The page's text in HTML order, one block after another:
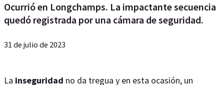
Ocurrió en Longchamps. La impactante secuencia
quedó registrada por una cámara de seguridad.
31 de julio de 2023
La inseguridad no da tregua y en esta ocasión, un